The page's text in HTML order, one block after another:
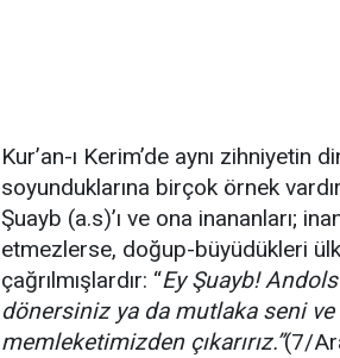
Kur’an-ı Kerim’de aynı zihniyetin
soyunduklarına birçok örnek
Şuayb (a.s)’ı ve ona inananları;
etmezlerse, doğup-büyüdükleri
çağrılmışlardır: “Ey Şuayb!
dönersiniz ya da mutlaka seni
memleketimizden çıkarırız.”(7/